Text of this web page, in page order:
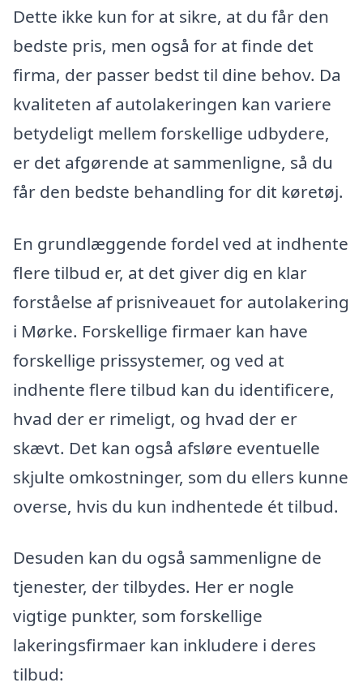
Dette ikke kun for at sikre, at du får den
bedste pris, men også for at finde det
firma, der passer bedst til dine behov. Da
kvaliteten af autolakeringen kan variere
betydeligt mellem forskellige udbydere,
er det afgørende at sammenligne, så du
får den bedste behandling for dit køretøj.
En grundlæggende fordel ved at indhente
flere tilbud er, at det giver dig en klar
forståelse af prisniveauet for autolakering
i Mørke. Forskellige firmaer kan have
forskellige prissystemer, og ved at
indhente flere tilbud kan du identificere,
hvad der er rimeligt, og hvad der er
skævt. Det kan også afsløre eventuelle
skjulte omkostninger, som du ellers kunne
overse, hvis du kun indhentede ét tilbud.
Desuden kan du også sammenligne de
tjenester, der tilbydes. Her er nogle
vigtige punkter, som forskellige
lakeringsfirmaer kan inkludere i deres
tilbud: